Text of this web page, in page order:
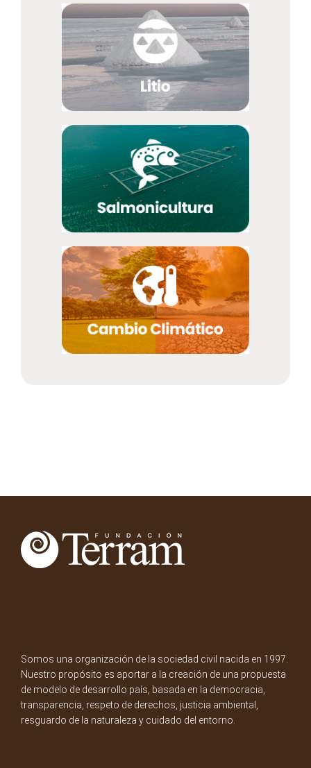
Somos una organización de la sociedad civil nacida en 1997.
Nuestro propósito es aportar a la creación de una propuesta
de modelo de desarrollo país, basada en la democracia,
transparencia, respeto de derechos, justicia ambiental,
resguardo de la naturaleza y cuidado del entorno.